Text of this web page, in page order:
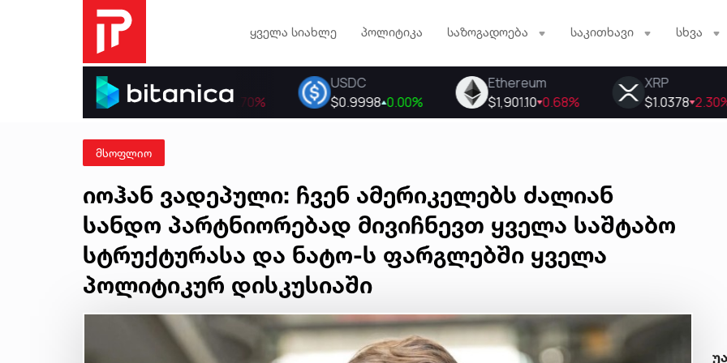
ყველა სიახლე პოლიტიკა საზოგადოება საკითხავი სხვა
მსოფლიო
იოჰან ვადეპული: ჩვენ ამერიკელებს ძალიან
სანდო პარტნიორებად მივიჩნევთ ყველა საშტაბო
სტრუქტურასა და ნატო-ს ფარგლებში ყველა
პოლიტიკურ დისკუსიაში